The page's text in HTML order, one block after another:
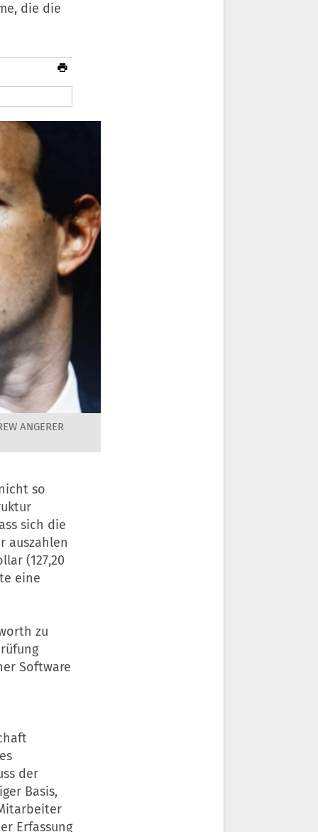
die die
ANGERER
so
sich die
auszahlen
(127,20
eine
zu
Software
der
Basis,
Erfassung